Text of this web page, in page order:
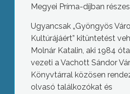
Megyei Príma-díjban
Ugyancsak „Gyöngyös
Kultúrájáért” kitüntetést
Molnár Katalin, aki 1984
vezeti a Vachott Sándor
Könyvtárral közösen
olvasó találkozókat és